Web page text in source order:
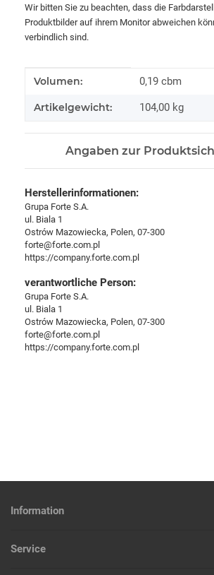
Wir bitten Sie zu beachten, dass die
Produktbilder auf ihrem Monitor abweichen
verbindlich sind.
Produkteigenschaft
Wert
Volumen: 0,19 cbm
Artikelgewicht: 104,00 kg
Angaben zur
Herstellerinformationen:
Grupa Forte S.A.
ul. Biala 1
Ostrów Mazowiecka, Polen, 07-300
forte@forte.com.pl
https://company.forte.com.pl
verantwortliche Person:
Grupa Forte S.A.
ul. Biala 1
Ostrów Mazowiecka, Polen, 07-300
forte@forte.com.pl
https://company.forte.com.pl
Information
Service